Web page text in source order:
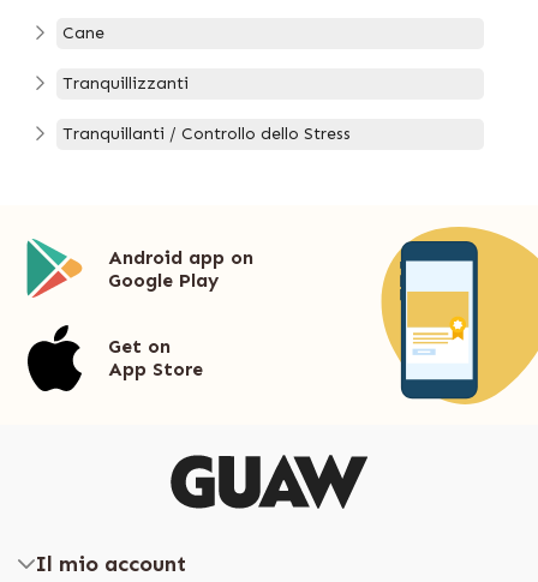
Cane
Tranquillizzanti
Tranquillanti / Controllo dello Stress
Android app on
Google Play
Get on
App Store
Il mio account